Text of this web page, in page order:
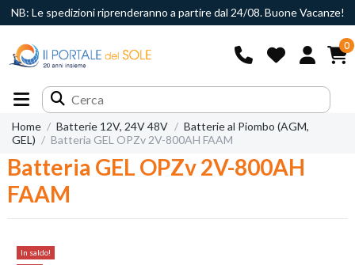
NB: Le spedizioni riprenderanno a partire dal 24/08. Buone Vacanze!
0
Home Batterie 12V, 24V 48V
Batterie al Piombo (AGM,
GEL)
Batteria GEL OPZv 2V-800AH FAAM
Batteria GEL OPZv 2V-800AH
FAAM
In saldo!